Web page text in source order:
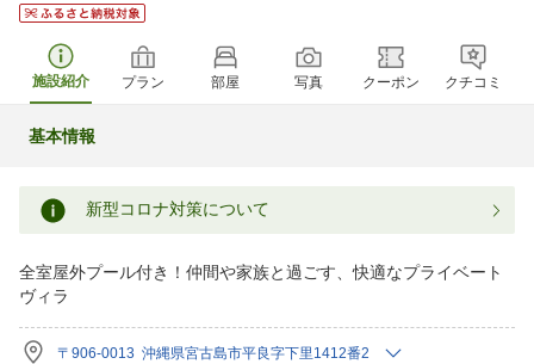
施設紹介 プラン 部屋 写真 クーポン クチコミ
基本情報
新型コロナ対策について
全室屋外プール付き！仲間や家族と過ごす、快適なプライベート
ヴィラ
〒906-0013 沖縄県宮古島市平良字下里1412番2